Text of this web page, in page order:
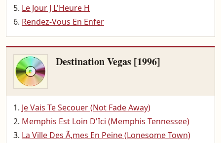
Le Jour J L'Heure H
Rendez-Vous En Enfer
Destination Vegas [1996]
Je Vais Te Secouer (Not Fade Away)
Memphis Est Loin D'Ici (Memphis Tennessee)
La Ville Des Ã‚mes En Peine (Lonesome Town)